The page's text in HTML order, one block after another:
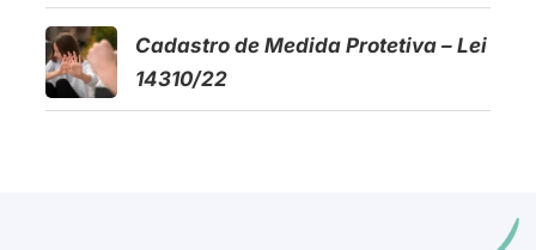
Cadastro de Medida Protetiva – Lei
14310/22